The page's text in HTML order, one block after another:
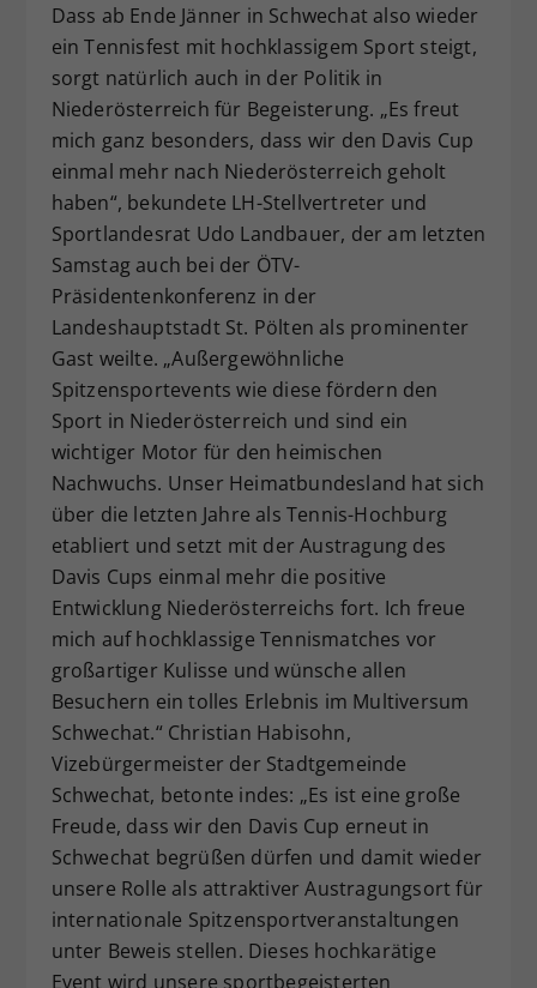
Dass ab Ende Jänner in Schwechat also wieder
ein Tennisfest mit hochklassigem Sport steigt,
sorgt natürlich auch in der Politik in
Niederösterreich für Begeisterung. „Es freut
mich ganz besonders, dass wir den Davis Cup
einmal mehr nach Niederösterreich geholt
haben“, bekundete LH-Stellvertreter und
Sportlandesrat Udo Landbauer, der am letzten
Samstag auch bei der ÖTV-
Präsidentenkonferenz in der
Landeshauptstadt St. Pölten als prominenter
Gast weilte. „Außergewöhnliche
Spitzensportevents wie diese fördern den
Sport in Niederösterreich und sind ein
wichtiger Motor für den heimischen
Nachwuchs. Unser Heimatbundesland hat sich
über die letzten Jahre als Tennis-Hochburg
etabliert und setzt mit der Austragung des
Davis Cups einmal mehr die positive
Entwicklung Niederösterreichs fort. Ich freue
mich auf hochklassige Tennismatches vor
großartiger Kulisse und wünsche allen
Besuchern ein tolles Erlebnis im Multiversum
Schwechat.“ Christian Habisohn,
Vizebürgermeister der Stadtgemeinde
Schwechat, betonte indes: „Es ist eine große
Freude, dass wir den Davis Cup erneut in
Schwechat begrüßen dürfen und damit wieder
unsere Rolle als attraktiver Austragungsort für
internationale Spitzensportveranstaltungen
unter Beweis stellen. Dieses hochkarätige
Event wird unsere sportbegeisterten